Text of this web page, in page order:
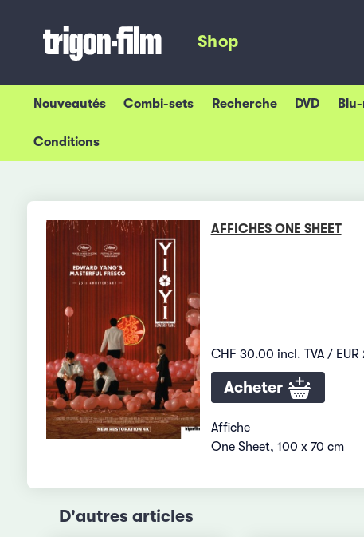
Shop
Nouveautés Combi-sets Recherche DVD
Conditions
AFFICHES ONE SHEET
CHF 30.00 incl. TVA / EUR
Acheter
Affiche
One Sheet, 100 x 70 cm
D'autres articles